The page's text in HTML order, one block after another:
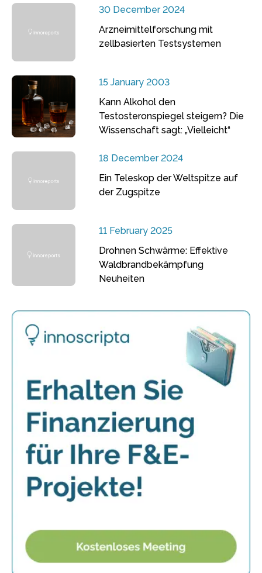
30 December 2024
Arzneimittelforschung mit
zellbasierten Testsystemen
15 January 2003
Kann Alkohol den
Testosteronspiegel steigern? Die
Wissenschaft sagt: „Vielleicht“
18 December 2024
Ein Teleskop der Weltspitze auf
der Zugspitze
11 February 2025
Drohnen Schwärme: Effektive
Waldbrandbekämpfung
Neuheiten